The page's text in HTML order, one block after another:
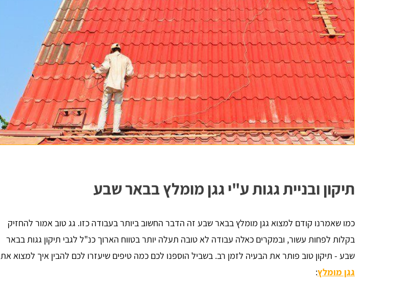
תיקון ובניית גגות ע"י גגן מומלץ בבאר שבע
כמו שאמרנו קודם למצוא גגן מומלץ בבאר שבע זה הדבר החשוב ביותר בעבודה כזו. גג טוב אמור להחזיק
בקלות לפחות עשור, ובמקרים כאלה עבודה לא טובה תעלה יותר בטווח הארוך כנ"ל לגבי תיקון גגות בבאר
שבע - תיקון טוב פותר את הבעיה לזמן רב. בשביל הוספנו לכם כמה טיפים שיעזרו לכם להבין איך למצוא את
גגן מומלץ: